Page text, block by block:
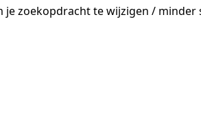
je zoekopdracht te wijzigen / minder